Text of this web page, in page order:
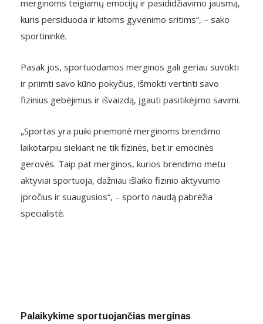
merginoms teigiamų emocijų ir pasididžiavimo jausmą,
kuris persiduoda ir kitoms gyvenimo sritims“, – sako
sportininkė.
Pasak jos, sportuodamos merginos gali geriau suvokti
ir priimti savo kūno pokyčius, išmokti vertinti savo
fizinius gebėjimus ir išvaizdą, įgauti pasitikėjimo savimi.
„Sportas yra puiki priemonė merginoms brendimo
laikotarpiu siekiant ne tik fizinės, bet ir emocinės
gerovės. Taip pat merginos, kurios brendimo metu
aktyviai sportuoja, dažniau išlaiko fizinio aktyvumo
įpročius ir suaugusios“, – sporto naudą pabrėžia
specialistė.
Palaikykime sportuojančias merginas